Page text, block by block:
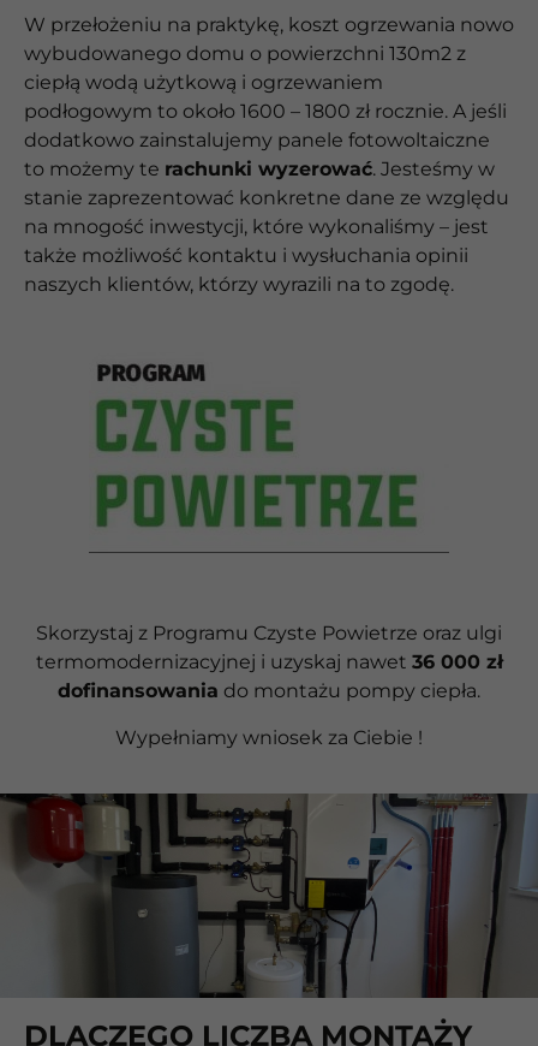
W przełożeniu na praktykę, koszt ogrzewania nowo
wybudowanego domu o powierzchni 130m2 z
ciepłą wodą użytkową i ogrzewaniem
podłogowym to około 1600 – 1800 zł rocznie. A jeśli
dodatkowo zainstalujemy panele fotowoltaiczne
to możemy te rachunki wyzerować. Jesteśmy w
stanie zaprezentować konkretne dane ze względu
na mnogość inwestycji, które wykonaliśmy – jest
także możliwość kontaktu i wysłuchania opinii
naszych klientów, którzy wyrazili na to zgodę.
Skorzystaj z Programu Czyste Powietrze oraz ulgi
termomodernizacyjnej i uzyskaj nawet 36 000 zł
dofinansowania do montażu pompy ciepła.
Wypełniamy wniosek za Ciebie !
DLACZEGO LICZBA MONTAŻY